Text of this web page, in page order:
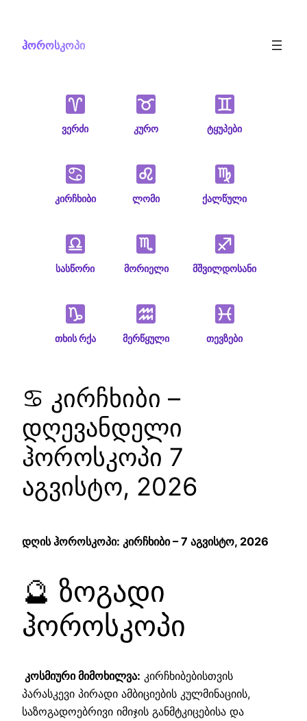
content
ჰოროსკოპი
ვერძი კურო ტყუპები
კირჩხიბი ლომი ქალწული
სასწორი მორიელი მშვილდოსანი
თხის რქა მერწყული თევზები
♋ კირჩხიბი –
დღევანდელი
ჰოროსკოპი 7
აგვისტო, 2026
დღის ჰოროსკოპი: კირჩხიბი – 7 აგვისტო, 2026
🔮 ზოგადი
ჰოროსკოპი
კოსმიური მიმოხილვა: კირჩხიბებისთვის
პარასკევი პირადი ამბიციების კულმინაციის,
საზოგადოებრივი იმიჯის განმტკიცებისა და